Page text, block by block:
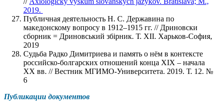
2019.
Публичная деятельность Н. С. Державина по
македонскому вопросу в 1912–1915 гг. // Дриновски
сборник = Дриновський збiрник. Т. ХII. Харьков-София,
2019
Судьба Радко Димитриева и память о нём в контексте
российско-болгарских отношений конца XIX – начала
ХХ вв. // Вестник МГИМО-Университета. 2019. Т. 12. №
6
Публикации документов